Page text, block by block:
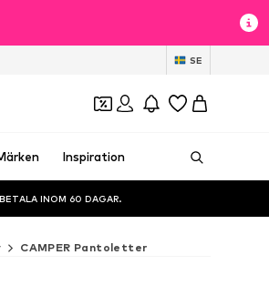
SE
Inspiration
INOM 60 DAGAR.
CAMPER Pantoletter